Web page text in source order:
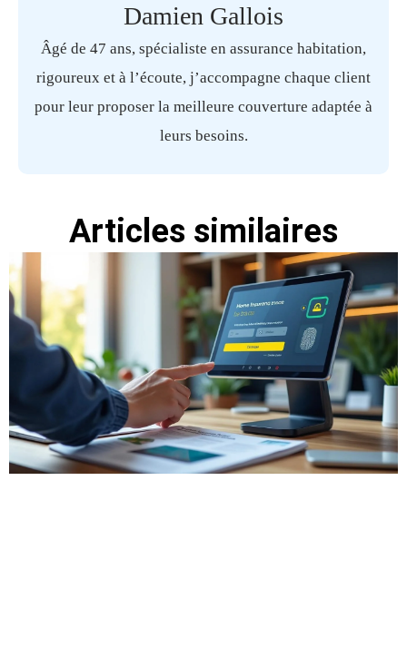
Damien Gallois
Âgé de 47 ans, spécialiste en assurance habitation,
rigoureux et à l’écoute, j’accompagne chaque client
pour leur proposer la meilleure couverture adaptée à
leurs besoins.
Articles similaires